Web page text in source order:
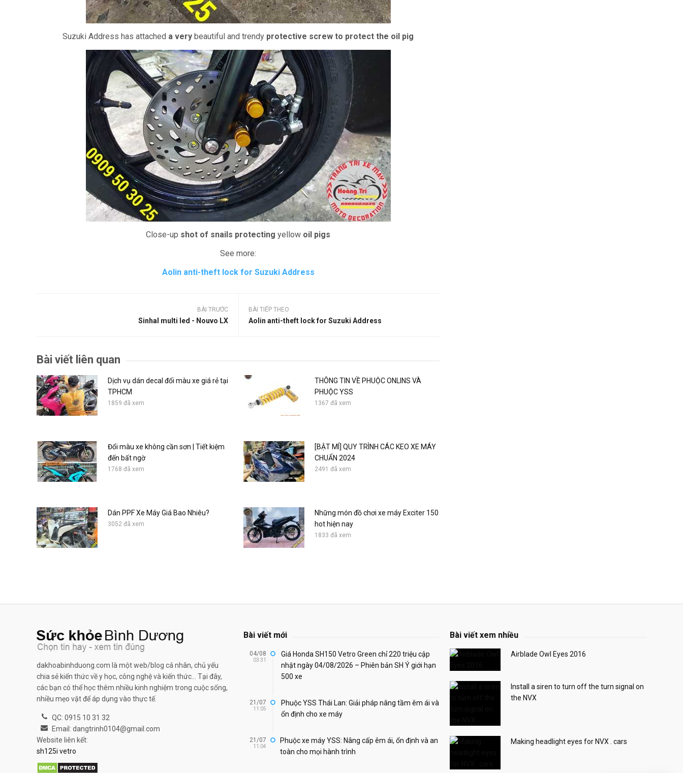
Suzuki Address has attached a very beautiful and trendy protective screw to protect the oil pig
Close-up shot of snails protecting yellow oil pigs
See more:
Aolin anti-theft lock for Suzuki Address
BÀI TRƯỚC
Sinhal multi led - Nouvo LX
BÀI TIẾP THEO
Aolin anti-theft lock for Suzuki Address
Bài viết liên quan
Dịch vụ dán decal đổi màu xe giá rẻ tại
TPHCM
1859 đã xem
Đổi màu xe không cần sơn | Tiết kiệm
đến bất ngờ
1768 đã xem
Dán PPF Xe Máy Giá Bao Nhiêu?
3052 đã xem
THÔNG TIN VỀ PHUỘC ONLINS VÀ
PHUỘC YSS
1367 đã xem
[BẬT MÍ] QUY TRÌNH CÁC KEO XE MÁY
CHUẨN 2024
2491 đã xem
Những món đồ chơi xe máy Exciter 150
hot hiện nay
1833 đã xem
dakhoabinhduong.com là một web/blog cá nhân, chủ yếu
chia sẻ kiến thức về y học, công nghệ và kiến thức... Tại đây,
các bạn có thể học thêm nhiều kinh nghiệm trong cuộc sống,
nhiều mẹo vặt để áp dụng vào thực tế.
QC: 0915 10 31 32
Email: dangtrinh0104@gmail.com
Website liên kết:
sh125i vetro
Bài viết mới
04/08
03:31
Giá Honda SH150 Vetro Green chỉ 220 triệu cập
nhật ngày 04/08/2026 – Phiên bản SH Ý giới hạn
500 xe
21/07
11:05
Phuộc YSS Thái Lan: Giải pháp nâng tầm êm ái và
ổn định cho xe máy
21/07
11:04
Phuộc xe máy YSS: Nâng cấp êm ái, ổn định và an
toàn cho mọi hành trình
Bài viết xem nhiều
Airblade Owl Eyes 2016
Install a siren to turn off the turn signal on
the NVX
Making headlight eyes for NVX . cars